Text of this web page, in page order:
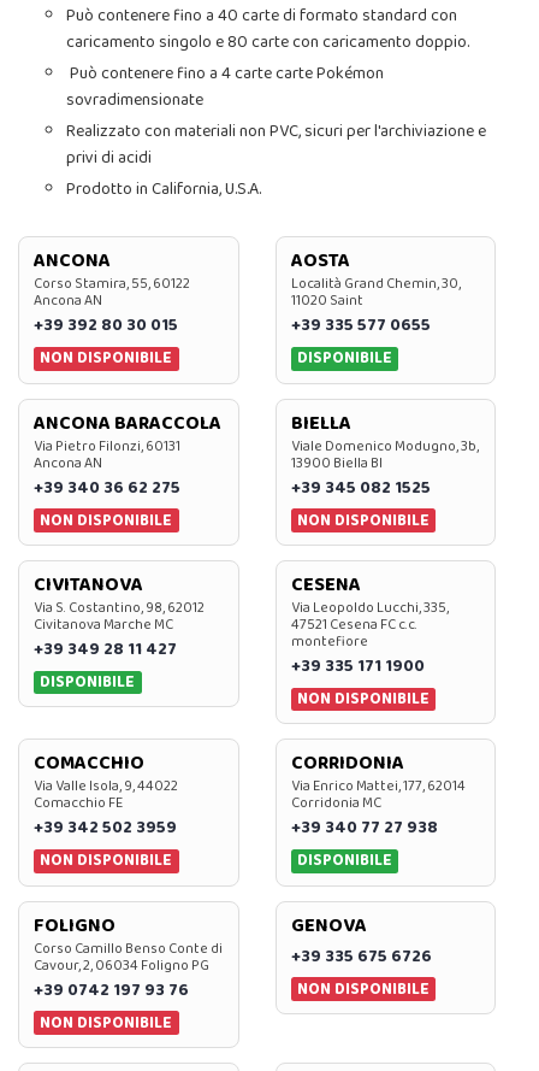
Può contenere fino a 40 carte di formato standard con
caricamento singolo e 80 carte con caricamento doppio.
Può contenere fino a 4 carte carte Pokémon
sovradimensionate
Realizzato con materiali non PVC, sicuri per l'archiviazione e
privi di acidi
Prodotto in California, U.S.A.
ANCONA
Corso Stamira, 55, 60122
Ancona AN
+39 392 80 30 015
NON DISPONIBILE
AOSTA
Località Grand Chemin, 30,
11020 Saint
+39 335 577 0655
DISPONIBILE
ANCONA BARACCOLA
Via Pietro Filonzi, 60131
Ancona AN
+39 340 36 62 275
NON DISPONIBILE
BIELLA
Viale Domenico Modugno, 3b,
13900 Biella BI
+39 345 082 1525
NON DISPONIBILE
CIVITANOVA
Via S. Costantino, 98, 62012
Civitanova Marche MC
+39 349 28 11 427
DISPONIBILE
CESENA
Via Leopoldo Lucchi, 335,
47521 Cesena FC c.c.
montefiore
+39 335 171 1900
NON DISPONIBILE
COMACCHIO
Via Valle Isola, 9, 44022
Comacchio FE
+39 342 502 3959
NON DISPONIBILE
CORRIDONIA
Via Enrico Mattei, 177, 62014
Corridonia MC
+39 340 77 27 938
DISPONIBILE
FOLIGNO
Corso Camillo Benso Conte di
Cavour, 2, 06034 Foligno PG
+39 0742 197 93 76
NON DISPONIBILE
GENOVA
+39 335 675 6726
NON DISPONIBILE